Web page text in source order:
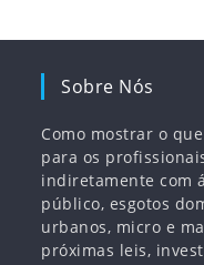
Sobre Nós
Como mostrar o
para os
indiretamente com
público, esgotos
urbanos, micro e
próximas leis,